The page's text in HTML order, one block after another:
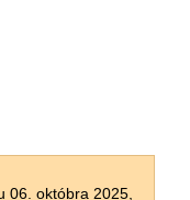
06. októbra 2025,